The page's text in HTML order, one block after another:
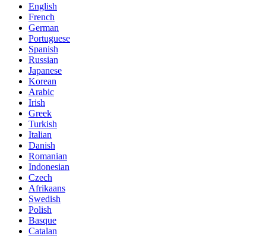
English
French
German
Portuguese
Spanish
Russian
Japanese
Korean
Arabic
Irish
Greek
Turkish
Italian
Danish
Romanian
Indonesian
Czech
Afrikaans
Swedish
Polish
Basque
Catalan